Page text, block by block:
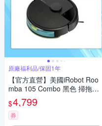
原廠福利品/保固1年
【官方直營】美國iRobot Roo
mba 105 Combo 黑色 掃拖機
$4,799
券